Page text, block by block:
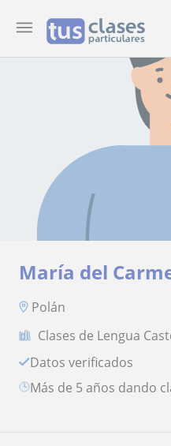
María del
Polán
Clases de Lengua
Datos verificados
más de 5 años dando